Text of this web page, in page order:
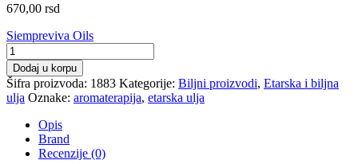
670,00 rsd
Siempreviva Oils
Eterično
ulje
vresak
5ml
Siempreviva
Oils
količina
Dodaj u korpu
Šifra proizvoda: 1883 Kategorije: Biljni proizvodi, Etarska i biljna
ulja Oznake: aromaterapija, etarska ulja
Opis
Brand
Recenzije (0)